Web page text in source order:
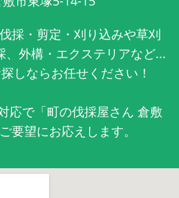
採・剪定・刈り込みや草刈
、外構・エクステリアなど...
しならお任せください！
応で「町の伐採屋さん 倉敷
要望にお応えします。